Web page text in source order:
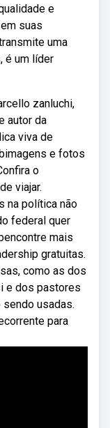
e
suas
uma
é um líder
zanluchi,
autor da
viva de
e fotos
o
viajar.
na política não
federal quer
mais
gratuitas.
como as dos
e dos pastores
usadas.
para